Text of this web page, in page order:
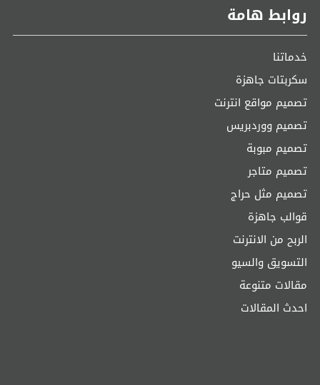
روابط هامة
خدماتنا
سكربتات جاهزة
تصميم مواقع انترنت
تصميم ووردبريس
تصميم مبوبة
تصميم متاجر
تصميم مثل حراج
قوالب جاهزة
الربح من الانترنت
التسويق والسيو
مقالات متنوعة
احدث المقالات